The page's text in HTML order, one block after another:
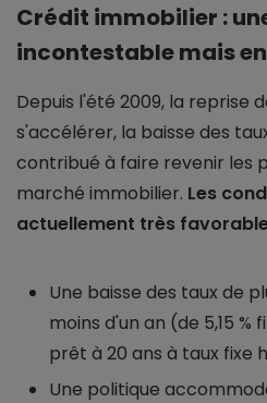
Crédit immobilier :
incontestable mais
Depuis l'été 2009, la reprise
s'accélérer, la baisse des
contribué à faire revenir les
marché immobilier. Les
actuellement très
Une baisse des taux de
moins d'un an (de 5,15 %
prêt à 20 ans à taux fixe
Une politique